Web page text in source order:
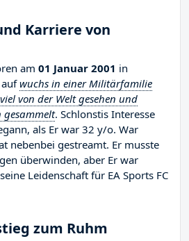
Karriere von
am 01 Januar 2001 in
aufwuchs in einer Militärfamilie
von der Welt gesehen und
. Schlonstis Interesse
als Er war 32 y/o. War
nebenbei gestreamt. Er musste
überwinden, aber Er war
Leidenschaft für EA Sports FC
zum Ruhm